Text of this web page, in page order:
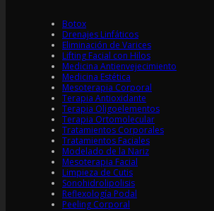
Botox
Drenajes Linfáticos
Eliminación de Varices
Lifting Facial con Hilos
Medicina Antienvejecimiento
Medicina Estética
Mesoterapia Corporal
Terapia Antioxidante
Terapia Oligoelementos
Terapia Ortomolecular
Tratamientos Corporales
Tratamientos Faciales
Modelado de la Nariz
Mesoterapia Facial
Limpieza de Cutis
Sonohidrolipolisis
Reflexología Podal
Peeling Corporal